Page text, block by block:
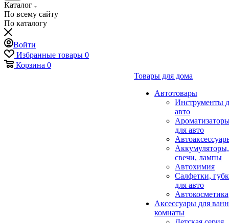
Каталог
По всему сайту
По каталогу
Войти
Избранные товары 0
Корзина 0
Товары для дома
Автотовары
Инструменты
авто
для авто
Аккумуляторы,
свечи, лампы
Автохимия
Салфетки,
для авто
Автокосметика
Аксессуары для
комнаты